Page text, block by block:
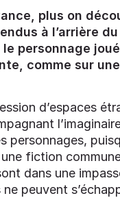
plus on
à l’arrière
personnage
comme sur
d’espaces
personnages,
fiction
dans une
peuvent